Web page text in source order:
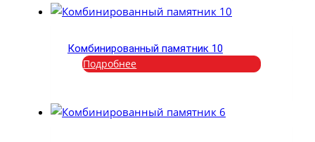
Комбинированный памятник 10
Подробнее